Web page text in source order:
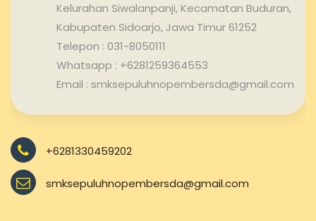
Kelurahan Siwalanpanji, Kecamatan Buduran,
Kabupaten Sidoarjo, Jawa Timur 61252
Telepon : 031-8050111
Whatsapp : +6281259364553
Email : smksepuluhnopembersda@gmail.com
+6281330459202
smksepuluhnopembersda@gmail.com